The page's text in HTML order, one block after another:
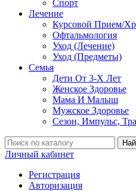
Спорт
Лечение
Курсовой Прием/
Офтальмология
Уход (Лечение)
Уход (Предметы)
Семья
Дети От 3-Х Лет
Женское Здоровье
Мама И Малыш
Мужское Здоровье
Сезон, Импульс,
Личный кабинет
Регистрация
Авторизация